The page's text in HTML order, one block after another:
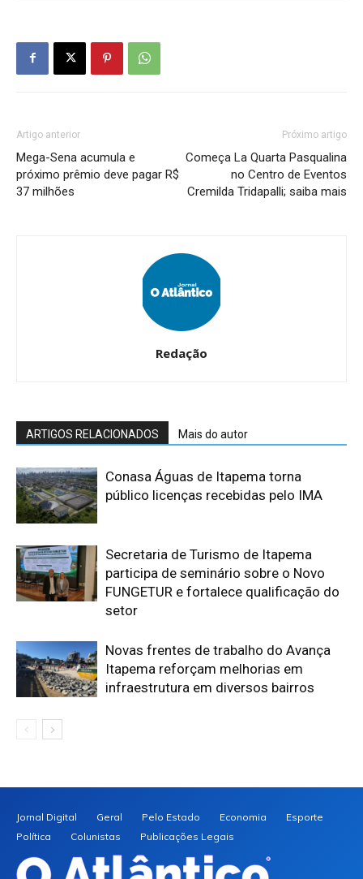
Artigo anterior
Mega-Sena acumula e
próximo prêmio deve pagar R$
37 milhões
Próximo artigo
Começa La Quarta Pasqualina
no Centro de Eventos
Cremilda Tridapalli; saiba mais
Redação
ARTIGOS RELACIONADOS Mais do autor
Conasa Águas de Itapema torna
público licenças recebidas pelo IMA
Secretaria de Turismo de Itapema
participa de seminário sobre o Novo
FUNGETUR e fortalece qualificação do
setor
Novas frentes de trabalho do Avança
Itapema reforçam melhorias em
infraestrutura em diversos bairros
Jornal Digital Geral Pelo Estado Economia
Esporte
Política
Colunistas Publicações Legais